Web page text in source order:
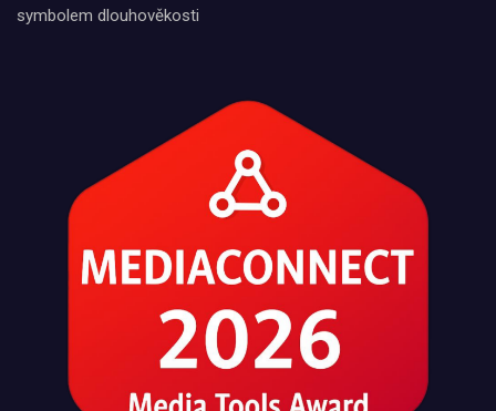
symbolem dlouhověkosti